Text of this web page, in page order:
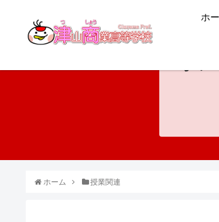
ホ
ホ
ホーム 授業関連